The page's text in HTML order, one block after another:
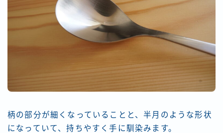
柄の部分が細くなっていることと、半月のような形状
になっていて、持ちやすく手に馴染みます。